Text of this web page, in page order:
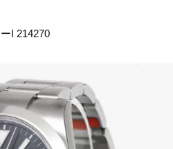
I 214270